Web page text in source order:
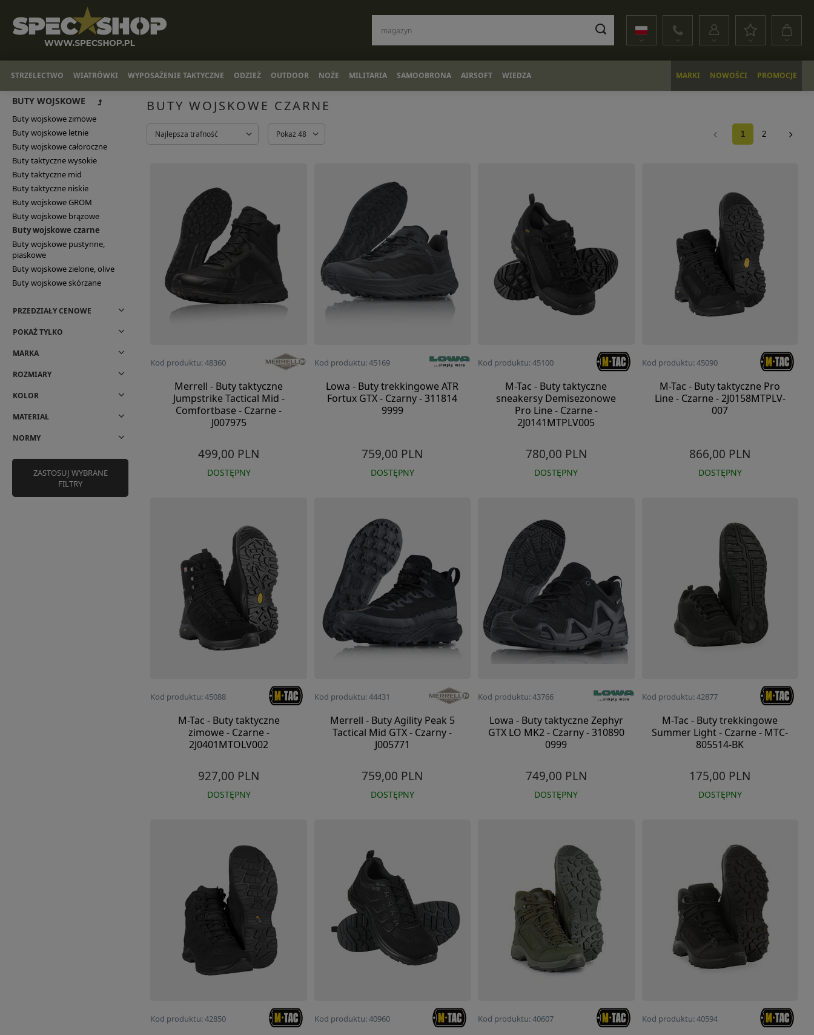
STRZELECTWO WIATRÓWKI WYPOSAŻENIE TAKTYCZNE ODZIEŻ OUTDOOR NOŻE MILITARIA SAMOOBRONA AIRSOFT WIEDZA MARKI NOWOŚCI PROMOCJE
BUTY WOJSKOWE
Buty wojskowe zimowe
Buty wojskowe letnie
Buty wojskowe całoroczne
Buty taktyczne wysokie
Buty taktyczne mid
Buty taktyczne niskie
Buty wojskowe GROM
Buty wojskowe brązowe
Buty wojskowe czarne
Buty wojskowe pustynne,
piaskowe
Buty wojskowe zielone, olive
Buty wojskowe skórzane
PRZEDZIAŁY CENOWE
POKAŻ TYLKO
MARKA
ROZMIARY
KOLOR
MATERIAŁ
NORMY
ZASTOSUJ WYBRANE
FILTRY
BUTY WOJSKOWE CZARNE
Najlepsza trafność Pokaż 48 1 2
Kod produktu: 48360
Merrell - Buty taktyczne
Jumpstrike Tactical Mid -
Comfortbase - Czarne -
J007975
499,00 PLN
DOSTĘPNY
Kod produktu: 45169
Lowa - Buty trekkingowe ATR
Fortux GTX - Czarny - 311814
9999
759,00 PLN
DOSTĘPNY
Kod produktu: 45100
M-Tac - Buty taktyczne
sneakersy Demisezonowe
Pro Line - Czarne -
2J0141MTPLV005
780,00 PLN
DOSTĘPNY
Kod produktu: 45090
M-Tac - Buty taktyczne Pro
Line - Czarne - 2J0158MTPLV-
007
866,00 PLN
DOSTĘPNY
Kod produktu: 45088
M-Tac - Buty taktyczne
zimowe - Czarne -
2J0401MTOLV002
927,00 PLN
DOSTĘPNY
Kod produktu: 44431
Merrell - Buty Agility Peak 5
Tactical Mid GTX - Czarny -
J005771
759,00 PLN
DOSTĘPNY
Kod produktu: 43766
Lowa - Buty taktyczne Zephyr
GTX LO MK2 - Czarny - 310890
0999
749,00 PLN
DOSTĘPNY
Kod produktu: 42877
M-Tac - Buty trekkingowe
Summer Light - Czarne - MTC-
805514-BK
175,00 PLN
DOSTĘPNY
Kod produktu: 42850 Kod produktu: 40960 Kod produktu: 40607 Kod produktu: 40594